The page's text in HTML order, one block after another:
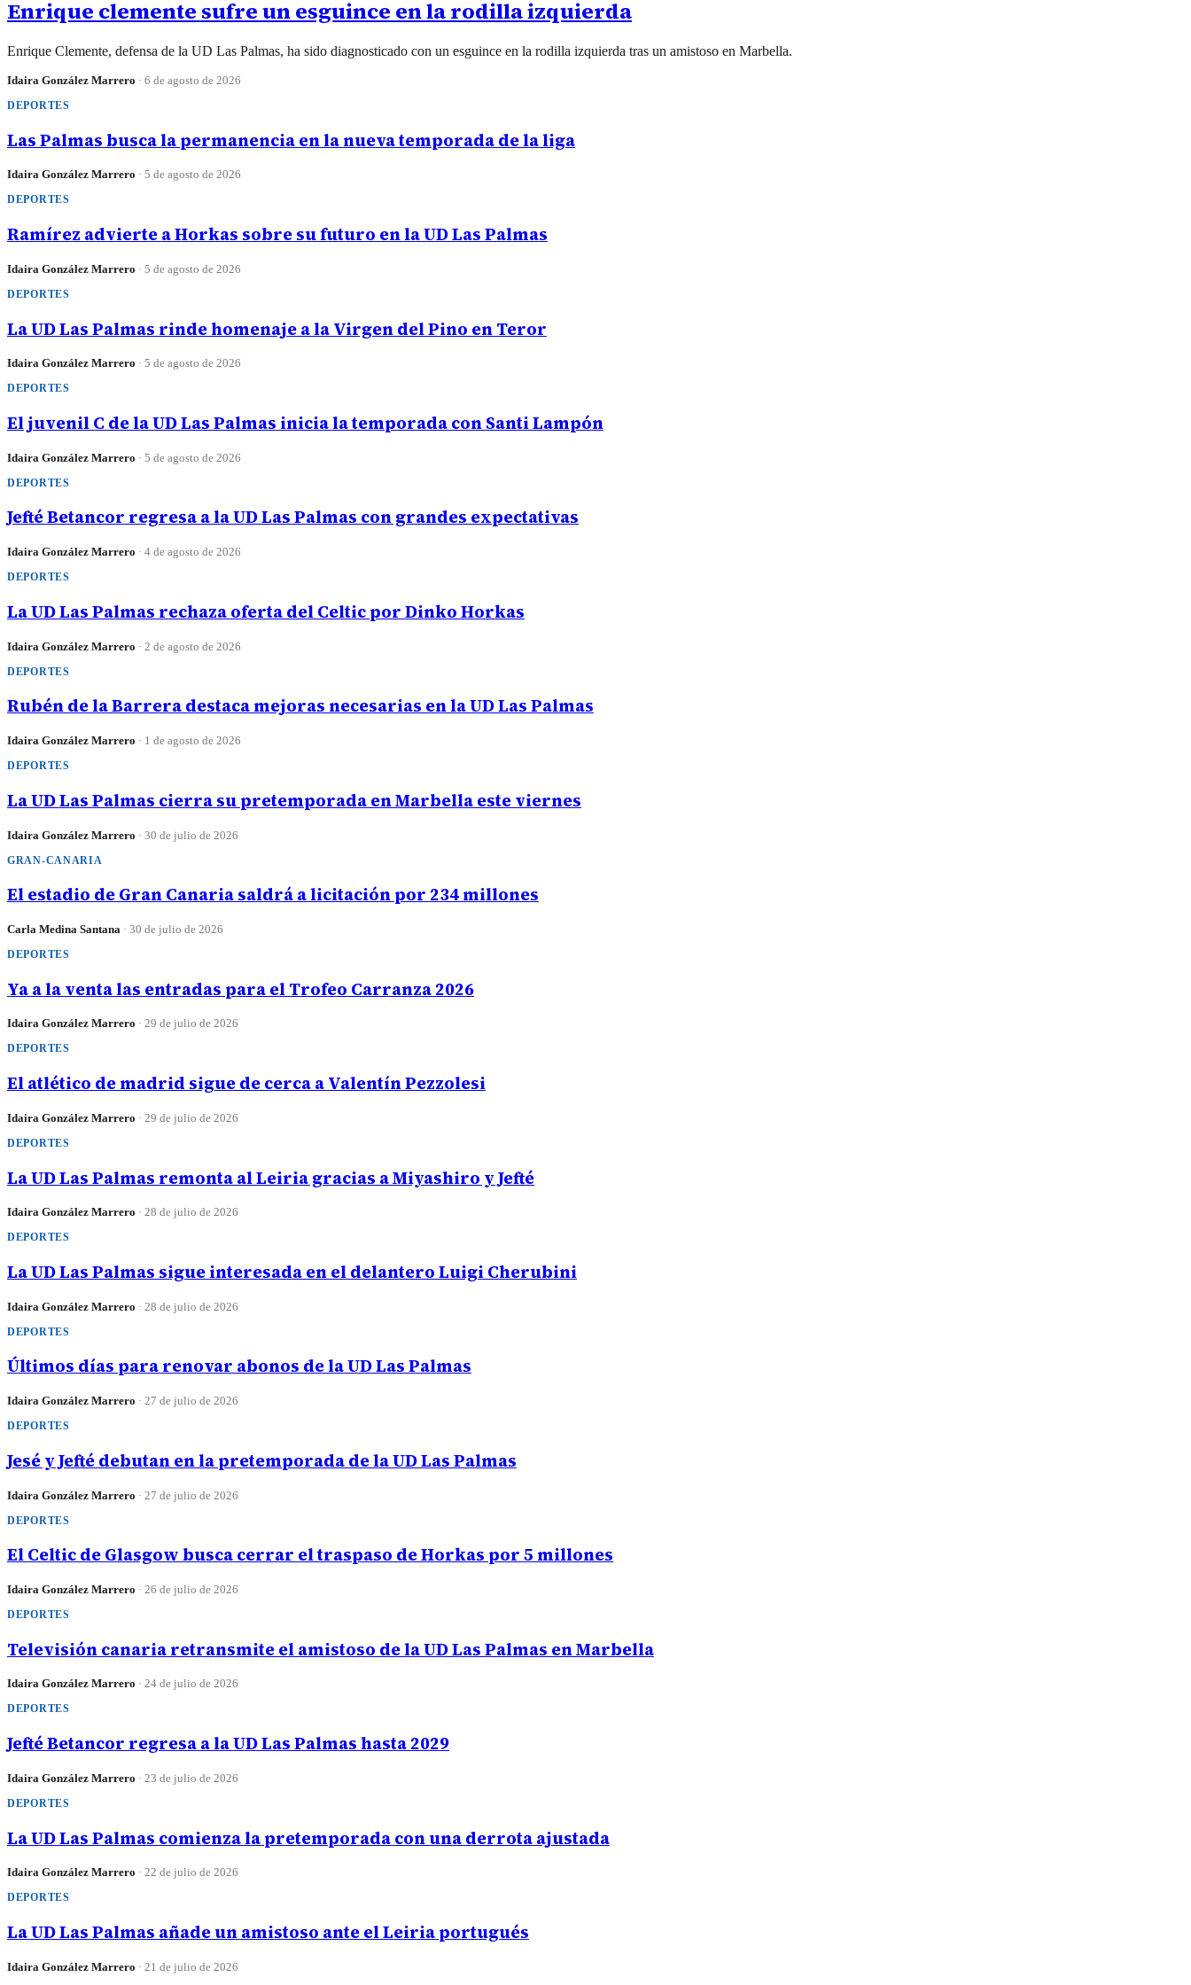
Enrique clemente sufre un esguince en la rodilla izquierda
Enrique Clemente, defensa de la UD Las Palmas, ha sido diagnosticado con un esguince en la rodilla izquierda tras un amistoso en Marbella.
Idaira González Marrero · 6 de agosto de 2026
DEPORTES
Las Palmas busca la permanencia en la nueva temporada de la liga
Idaira González Marrero · 5 de agosto de 2026
DEPORTES
Ramírez advierte a Horkas sobre su futuro en la UD Las Palmas
Idaira González Marrero · 5 de agosto de 2026
DEPORTES
La UD Las Palmas rinde homenaje a la Virgen del Pino en Teror
Idaira González Marrero · 5 de agosto de 2026
DEPORTES
El juvenil C de la UD Las Palmas inicia la temporada con Santi Lampón
Idaira González Marrero · 5 de agosto de 2026
DEPORTES
Jefté Betancor regresa a la UD Las Palmas con grandes expectativas
Idaira González Marrero · 4 de agosto de 2026
DEPORTES
La UD Las Palmas rechaza oferta del Celtic por Dinko Horkas
Idaira González Marrero · 2 de agosto de 2026
DEPORTES
Rubén de la Barrera destaca mejoras necesarias en la UD Las Palmas
Idaira González Marrero · 1 de agosto de 2026
DEPORTES
La UD Las Palmas cierra su pretemporada en Marbella este viernes
Idaira González Marrero · 30 de julio de 2026
GRAN-CANARIA
El estadio de Gran Canaria saldrá a licitación por 234 millones
Carla Medina Santana · 30 de julio de 2026
DEPORTES
Ya a la venta las entradas para el Trofeo Carranza 2026
Idaira González Marrero · 29 de julio de 2026
DEPORTES
El atlético de madrid sigue de cerca a Valentín Pezzolesi
Idaira González Marrero · 29 de julio de 2026
DEPORTES
La UD Las Palmas remonta al Leiria gracias a Miyashiro y Jefté
Idaira González Marrero · 28 de julio de 2026
DEPORTES
La UD Las Palmas sigue interesada en el delantero Luigi Cherubini
Idaira González Marrero · 28 de julio de 2026
DEPORTES
Últimos días para renovar abonos de la UD Las Palmas
Idaira González Marrero · 27 de julio de 2026
DEPORTES
Jesé y Jefté debutan en la pretemporada de la UD Las Palmas
Idaira González Marrero · 27 de julio de 2026
DEPORTES
El Celtic de Glasgow busca cerrar el traspaso de Horkas por 5 millones
Idaira González Marrero · 26 de julio de 2026
DEPORTES
Televisión canaria retransmite el amistoso de la UD Las Palmas en Marbella
Idaira González Marrero · 24 de julio de 2026
DEPORTES
Jefté Betancor regresa a la UD Las Palmas hasta 2029
Idaira González Marrero · 23 de julio de 2026
DEPORTES
La UD Las Palmas comienza la pretemporada con una derrota ajustada
Idaira González Marrero · 22 de julio de 2026
DEPORTES
La UD Las Palmas añade un amistoso ante el Leiria portugués
Idaira González Marrero · 21 de julio de 2026